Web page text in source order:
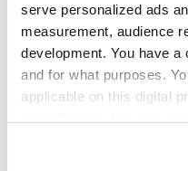
serve personalized ads
measurement, audience
development. You have
and for what purposes.
applicable on this digital
d'échappement pour
Les échappements
l'utilisation de
soigné qui rehausse
accrues et un son